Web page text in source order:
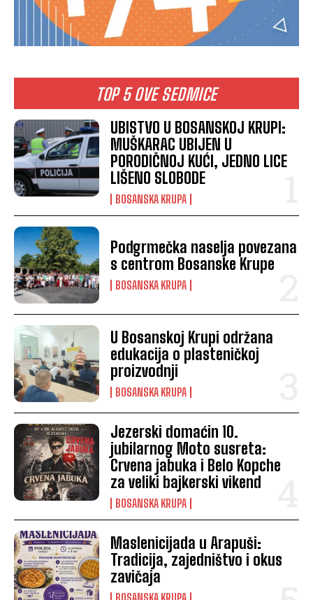
TOP 5 OVE SEDMICE
UBISTVO U BOSANSKOJ KRUPI:
MUŠKARAC UBIJEN U
PORODIČNOJ KUĆI, JEDNO LICE
LIŠENO SLOBODE
BOSANSKA KRUPA
Podgrmečka naselja povezana
s centrom Bosanske Krupe
BOSANSKA KRUPA
U Bosanskoj Krupi održana
edukacija o plasteničkoj
proizvodnji
BOSANSKA KRUPA
Jezerski domaćin 10.
jubilarnog Moto susreta:
Crvena jabuka i Belo Kopche
za veliki bajkerski vikend
BOSANSKA KRUPA
Maslenicijada u Arapuši:
Tradicija, zajedništvo i okus
zavičaja